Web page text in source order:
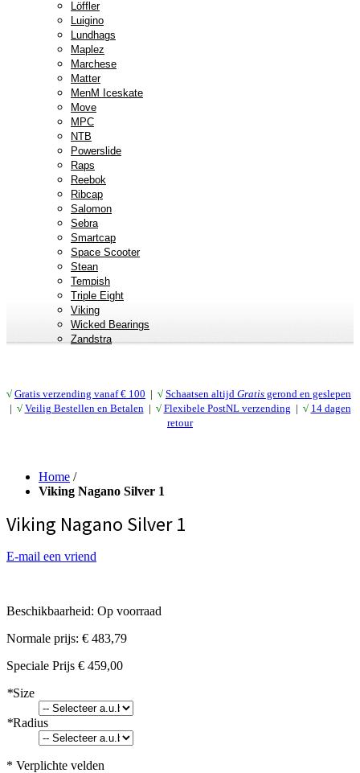
Löffler
Luigino
Lundhags
Maplez
Marchese
Matter
MenM Iceskate
Move
MPC
NTB
Powerslide
Raps
Reebok
Ribcap
Salomon
Sebra
Smartcap
Space Scooter
Stean
Tempish
Triple Eight
Viking
Wicked Bearings
Zandstra
√ Gratis verzending vanaf € 100 | √ Schaatsen altijd Gratis gerond en geslepen
| √ Veilig Bestellen en Betalen | √ Flexibele PostNL verzending | √ 14 dagen
retour
Home /
Viking Nagano Silver 1
Viking Nagano Silver 1
E-mail een vriend
Beschikbaarheid: Op voorraad
Normale prijs: € 483,79
Speciale Prijs € 459,00
*Size
*Radius
* Verplichte velden